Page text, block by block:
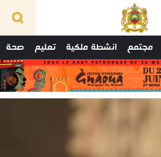
مجتمع انشطة ملكية تعليم صحة